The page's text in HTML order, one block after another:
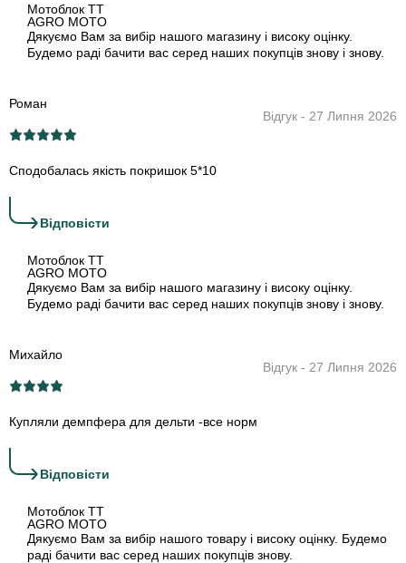
Мотоблок TT
AGRO MOTO
Дякуємо Вам за вибір нашого магазину і високу оцінку.
Будемо раді бачити вас серед наших покупців знову і знову.
Роман
Відгук - 27 Липня 2026
Сподобалась якість покришок 5*10
›Відповіcти
Мотоблок TT
AGRO MOTO
Дякуємо Вам за вибір нашого магазину і високу оцінку.
Будемо раді бачити вас серед наших покупців знову і знову.
Михайло
Відгук - 27 Липня 2026
Купляли демпфера для дельти -все норм
›Відповіcти
Мотоблок TT
AGRO MOTO
Дякуємо Вам за вибір нашого товару і високу оцінку. Будемо
раді бачити вас серед наших покупців знову.